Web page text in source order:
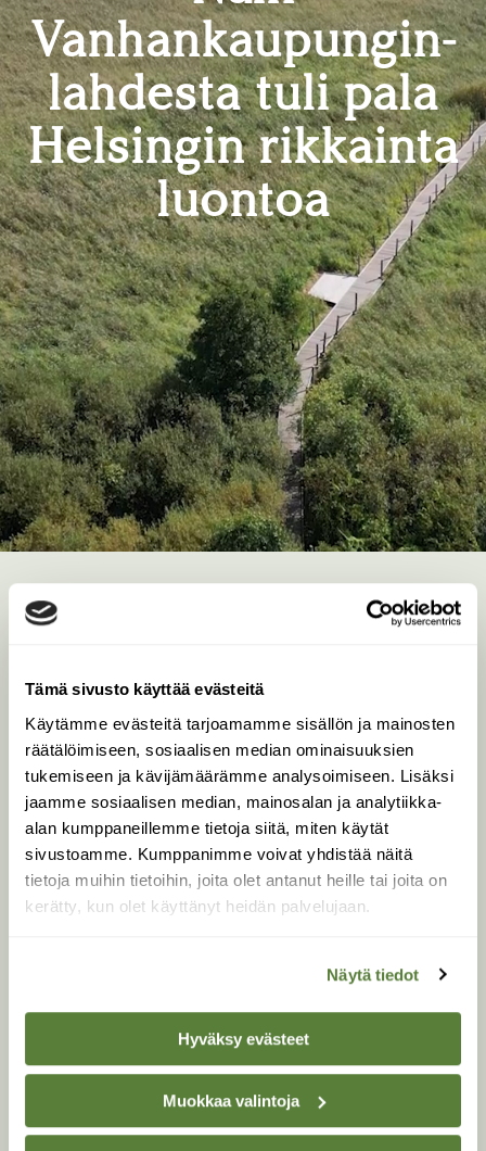
Tämä sivusto käyttää evästeitä
Käytämme evästeitä tarjoamamme sisällön ja mainosten
räätälöimiseen, sosiaalisen median ominaisuuksien
tukemiseen ja kävijämäärämme analysoimiseen. Lisäksi
jaamme sosiaalisen median, mainosalan ja analytiikka-
alan kumppaneillemme tietoja siitä, miten käytät
sivustoamme. Kumppanimme voivat yhdistää näitä
tietoja muihin tietoihin, joita olet antanut heille tai joita on
kerätty, kun olet käyttänyt heidän palvelujaan.
Näytä tiedot
Hyväksy evästeet
Muokkaa valintoja
Vanhankaupungin­
lahdesta tuli pala
Helsingin rikkainta
luontoa